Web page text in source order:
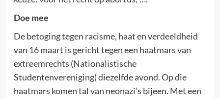
Doe mee
De betoging tegen racisme, haat en verdeeldheid
van 16 maart is gericht tegen een haatmars van
extreemrechts (Nationalistische
Studentenvereniging) diezelfde avond. Op die
haatmars komen tal van neonazi’s bijeen. Met een